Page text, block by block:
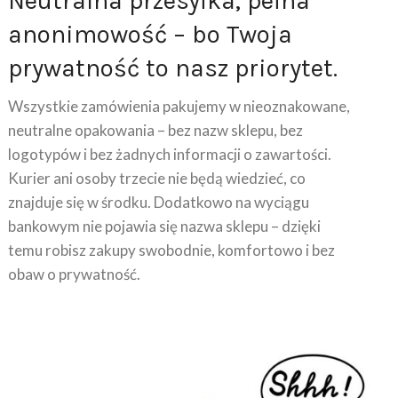
anonimowość – bo Twoja
prywatność to nasz priorytet.
Wszystkie zamówienia pakujemy w nieoznakowane,
neutralne opakowania – bez nazw sklepu, bez
logotypów i bez żadnych informacji o zawartości.
Kurier ani osoby trzecie nie będą wiedzieć, co
znajduje się w środku. Dodatkowo na wyciągu
bankowym nie pojawia się nazwa sklepu – dzięki
temu robisz zakupy swobodnie, komfortowo i bez
obaw o prywatność.